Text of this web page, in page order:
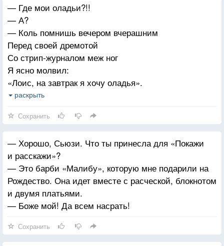
— Где мои оладьи?!!
— А?
— Коль помнишь вечером вчерашним
Перед своей дремотой
Со стрип-журналом меж ног
Я ясно молвил:
«Лоис, на завтрак я хочу оладья».
С чего же мысль моя осталась неучтённой?
— Отсель через каждые пять секунд без оладий
По одному окну я буду разбивать
раскрыть
Сохранить
— Хорошо, Сьюзи. Что ты принесла для «Покажи
и расскажи»?
— Это барби «Малибу», которую мне подарили на
Рождество. Она идет вместе с расческой, блокнотом
и двумя платьями.
— Боже мой! Да всем насрать!
Сохранить